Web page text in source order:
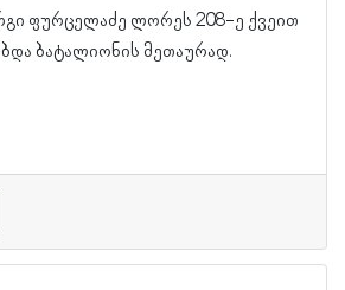
ფურცელაძე ლორეს 208-ე ქვეით
ბატალიონის მეთაურად.